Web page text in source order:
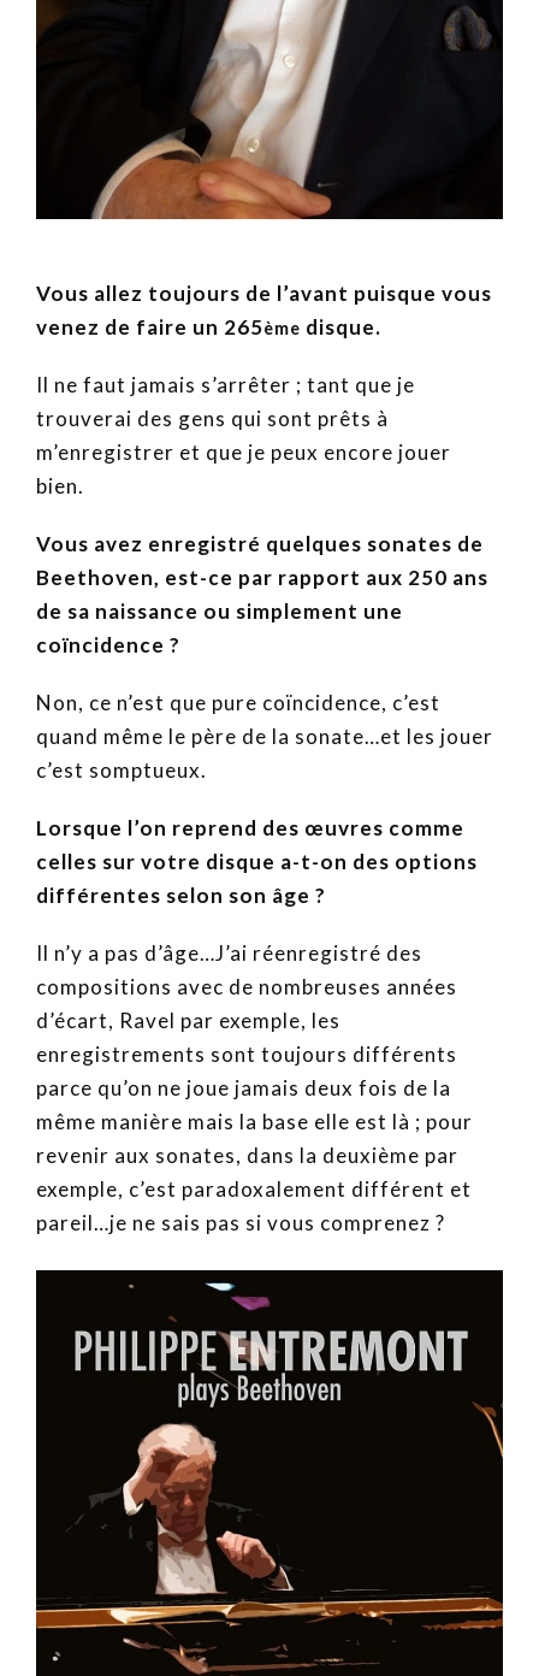
Vous allez toujours de l’avant puisque vous
venez de faire un 265ème disque.
Il ne faut jamais s’arrêter ; tant que je
trouverai des gens qui sont prêts à
m’enregistrer et que je peux encore jouer
bien.
Vous avez enregistré quelques sonates de
Beethoven, est-ce par rapport aux 250 ans
de sa naissance ou simplement une
coïncidence ?
Non, ce n’est que pure coïncidence, c’est
quand même le père de la sonate…et les jouer
c’est somptueux.
Lorsque l’on reprend des œuvres comme
celles sur votre disque a-t-on des options
différentes selon son âge ?
Il n’y a pas d’âge…J’ai réenregistré des
compositions avec de nombreuses années
d’écart, Ravel par exemple, les
enregistrements sont toujours différents
parce qu’on ne joue jamais deux fois de la
même manière mais la base elle est là ; pour
revenir aux sonates, dans la deuxième par
exemple, c’est paradoxalement différent et
pareil…je ne sais pas si vous comprenez ?